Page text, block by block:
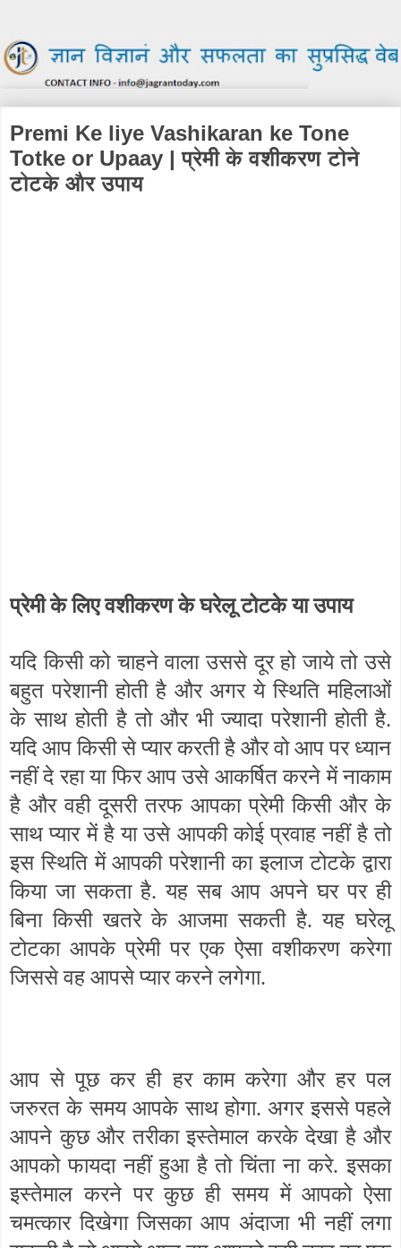
Premi Ke liye Vashikaran ke Tone
Totke or Upaay | प्रेमी के वशीकरण टोने
टोटके और उपाय
प्रेमी के लिए वशीकरण के घरेलू टोटके या उपाय
यदि किसी को चाहने वाला उससे दूर हो जाये तो उसे
बहुत परेशानी होती है और अगर ये स्थिति महिलाओं
के साथ होती है तो और भी ज्यादा परेशानी होती है.
यदि आप किसी से प्यार करती है और वो आप पर ध्यान
नहीं दे रहा या फिर आप उसे आकर्षित करने में नाकाम
है और वही दूसरी तरफ आपका प्रेमी किसी और के
साथ प्यार में है या उसे आपकी कोई प्रवाह नहीं है तो
इस स्थिति में आपकी परेशानी का इलाज टोटके द्वारा
किया जा सकता है. यह सब आप अपने घर पर ही
बिना किसी खतरे के आजमा सकती है. यह घरेलू
टोटका आपके प्रेमी पर एक ऐसा वशीकरण करेगा
जिससे वह आपसे प्यार करने लगेगा.
आप से पूछ कर ही हर काम करेगा और हर पल
जरुरत के समय आपके साथ होगा. अगर इससे पहले
आपने कुछ और तरीका इस्तेमाल करके देखा है और
आपको फायदा नहीं हुआ है तो चिंता ना करे. इसका
इस्तेमाल करने पर कुछ ही समय में आपको ऐसा
चमत्कार दिखेगा जिसका आप अंदाजा भी नहीं लगा